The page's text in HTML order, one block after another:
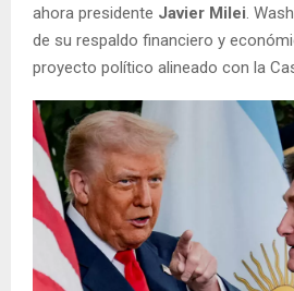
ahora presidente Javier Milei.
de su respaldo financiero y
proyecto político alineado con la